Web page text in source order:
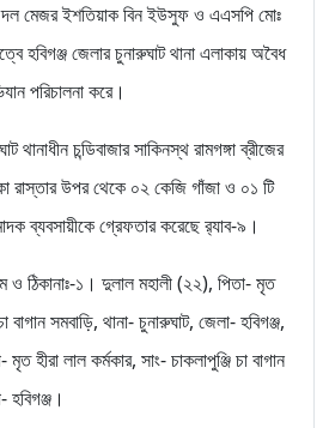
মেজর ইশতিয়াক বিন ইউসুফ ও এএসপি মোঃ
হবিগঞ্জ জেলার চুনারুঘাট থানা এলাকায় অবৈধ
পরিচালনা করে।
থানাধীন চন্ডিবাজার সাকিনস্থ রামগঙ্গা ব্রীজের
রাস্তার উপর থেকে ০২ কেজি গাঁজা ও ০১ টি
ব্যবসায়ীকে গ্রেফতার করেছে র‌্যাব-৯।
ও ঠিকানাঃ-১। দুলাল মহালী (২২), পিতা- মৃত
বাগান সমবাড়ি, থানা- চুনারুঘাট, জেলা- হবিগঞ্জ,
হীরা লাল কর্মকার, সাং- চাকলাপুঞ্জি চা বাগান
হবিগঞ্জ।